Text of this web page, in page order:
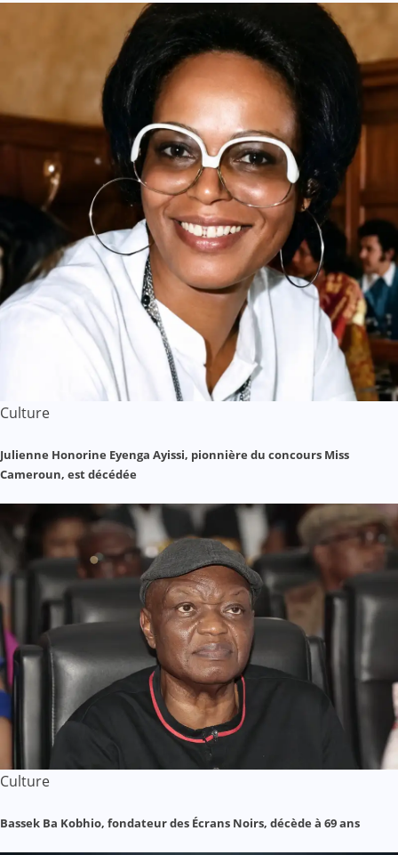
Culture
Julienne Honorine Eyenga Ayissi, pionnière du concours Miss
Cameroun, est décédée
Culture
Bassek Ba Kobhio, fondateur des Écrans Noirs, décède à 69 ans